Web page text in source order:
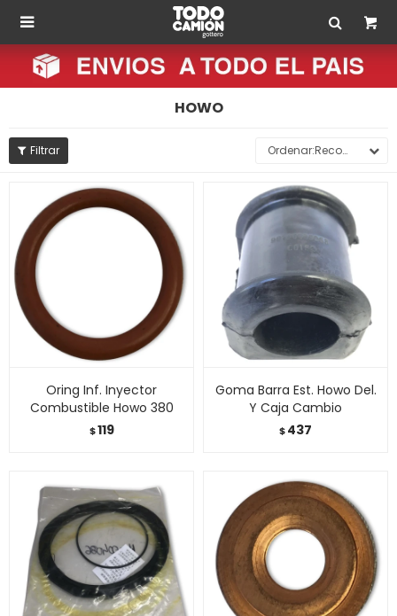

HOWO
Recomendados
Oring Inf. Inyector
Combustible Howo 380
$119
Goma Barra Est. Howo Del.
Y Caja Cambio
$437